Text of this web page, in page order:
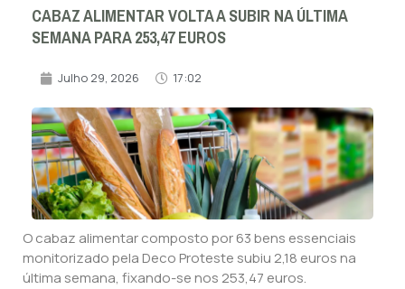
CABAZ ALIMENTAR VOLTA A SUBIR NA ÚLTIMA
SEMANA PARA 253,47 EUROS
Julho 29, 2026 17:02
O cabaz alimentar composto por 63 bens essenciais
monitorizado pela Deco Proteste subiu 2,18 euros na
última semana, fixando-se nos 253,47 euros.